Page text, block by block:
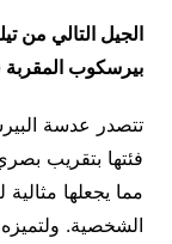
الجيل التالي من
بيرسكوب المقربة
مما يجعلها مثالية
الشخصية.